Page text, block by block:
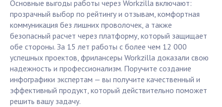
Основные выгоды работы через Workzilla включают:
прозрачный выбор по рейтингу и отзывам, комфортная
коммуникация без лишних проволочек, а также
безопасный расчет через платформу, который защищает
обе стороны. За 15 лет работы с более чем 12 000
успешных проектов, фрилансеры Workzilla доказали свою
надежность и профессионализм. Поручите создание
инфографики экспертам — вы получите качественный и
эффективный продукт, который действительно поможет
решить вашу задачу.